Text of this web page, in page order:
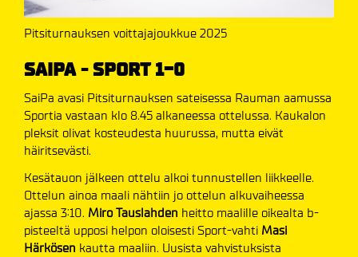
Pitsiturnauksen voittajajoukkue 2025
SAIPA - SPORT 1-0
SaiPa avasi Pitsiturnauksen sateisessa Rauman aamussa
Sportia vastaan klo 8.45 alkaneessa ottelussa. Kaukalon
pleksit olivat kosteudesta huurussa, mutta eivät
häiritsevästi.
Kesätauon jälkeen ottelu alkoi tunnustellen liikkeelle.
Ottelun ainoa maali nähtiin jo ottelun alkuvaiheessa
ajassa 3:10. Miro Tauslahden heitto maalille oikealta b-
pisteeltä upposi helpon oloisesti Sport-vahti Masi
Härkösen kautta maaliin. Uusista vahvistuksista